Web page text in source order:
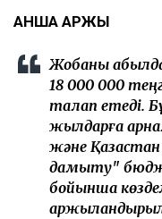
ҚАНША ҚАРЖЫ
Жобаны
18 000 000
талап етеді.
жылдарға
және Қазақстан
дамыту"
бойынша